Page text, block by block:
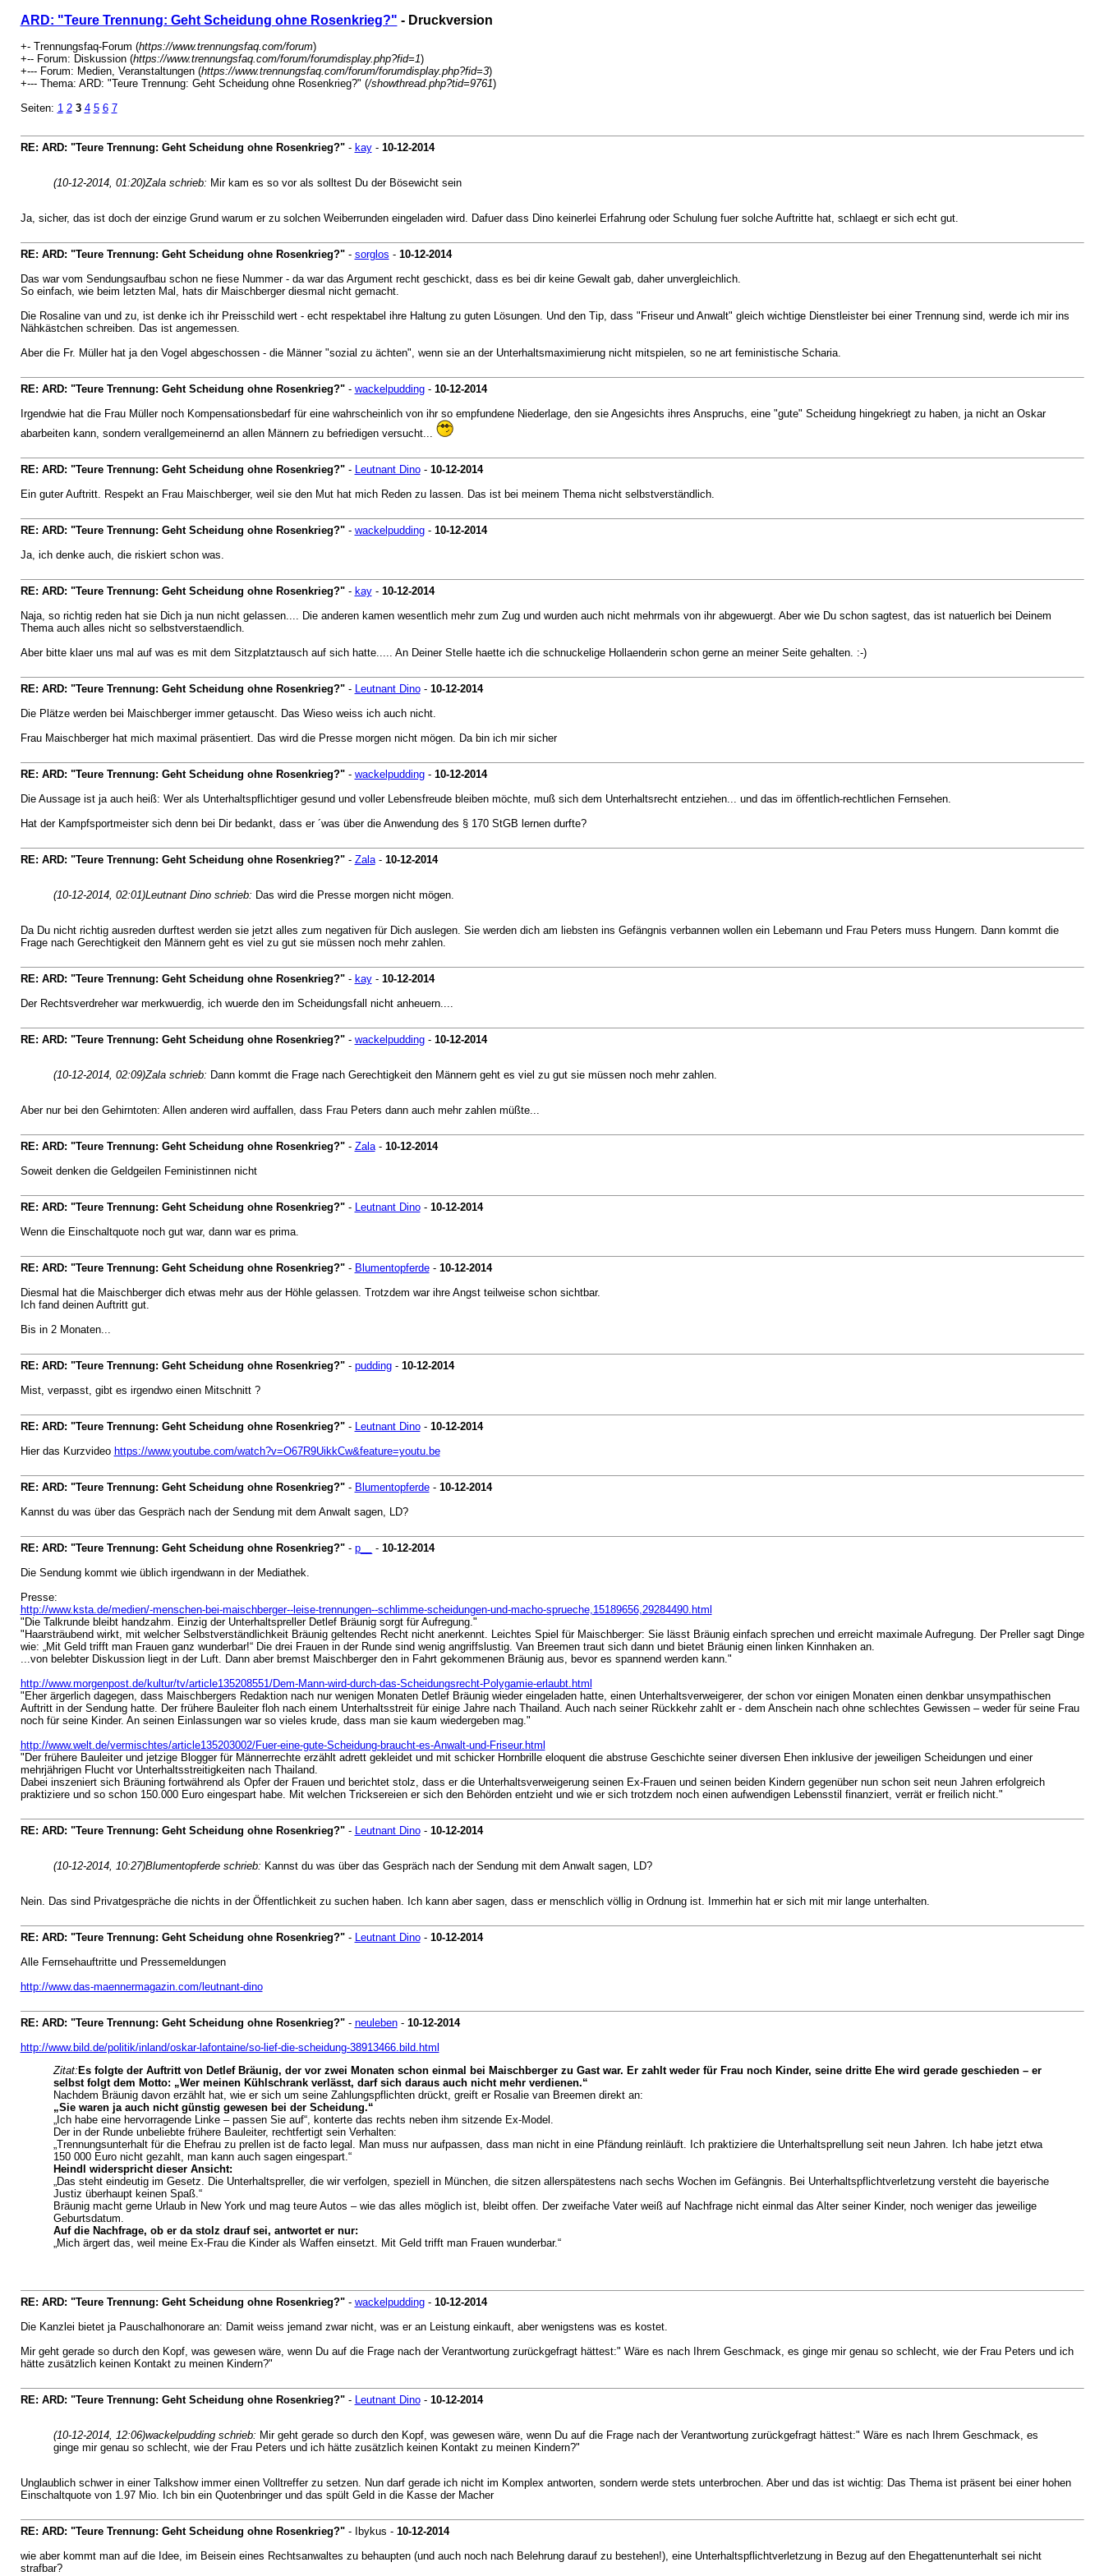
ARD: "Teure Trennung: Geht Scheidung ohne Rosenkrieg?" - Druckversion
+- Trennungsfaq-Forum (https://www.trennungsfaq.com/forum)
+-- Forum: Diskussion (https://www.trennungsfaq.com/forum/forumdisplay.php?fid=1)
+--- Forum: Medien, Veranstaltungen (https://www.trennungsfaq.com/forum/forumdisplay.php?fid=3)
+--- Thema: ARD: "Teure Trennung: Geht Scheidung ohne Rosenkrieg?" (/showthread.php?tid=9761)
Seiten: 1 2 3 4 5 6 7
RE: ARD: "Teure Trennung: Geht Scheidung ohne Rosenkrieg?"- kay- 10-12-2014
(10-12-2014, 01:20)Zala schrieb: Mir kam es so vor als solltest Du der Bösewicht sein
Ja, sicher, das ist doch der einzige Grund warum er zu solchen Weiberrunden eingeladen wird. Dafuer dass Dino keinerlei Erfahrung oder Schulung fuer solche Auftritte hat, schlaegt er sich echt gut.
RE: ARD: "Teure Trennung: Geht Scheidung ohne Rosenkrieg?"- sorglos - 10-12-2014
Das war vom Sendungsaufbau schon ne fiese Nummer - da war das Argument recht geschickt, dass es bei dir keine Gewalt gab, daher unvergleichlich.
So einfach, wie beim letzten Mal, hats dir Maischberger diesmal nicht gemacht.
Die Rosaline van und zu, ist denke ich ihr Preisschild wert - echt respektabel ihre Haltung zu guten Lösungen. Und den Tip, dass "Friseur und Anwalt" gleich wichtige Dienstleister bei einer Trennung sind, werde ich mir ins
Nähkästchen schreiben. Das ist angemessen.
Aber die Fr. Müller hat ja den Vogel abgeschossen - die Männer "sozial zu ächten", wenn sie an der Unterhaltsmaximierung nicht mitspielen, so ne art feministische Scharia.
RE: ARD: "Teure Trennung: Geht Scheidung ohne Rosenkrieg?"- wackelpudding- 10-12-2014
Irgendwie hat die Frau Müller noch Kompensationsbedarf für eine wahrscheinlich von ihr so empfundene Niederlage, den sie Angesichts ihres Anspruchs, eine "gute" Scheidung hingekriegt zu haben, ja nicht an Oskar
abarbeiten kann, sondern verallgemeinernd an allen Männern zu befriedigen versucht...
RE: ARD: "Teure Trennung: Geht Scheidung ohne Rosenkrieg?"- Leutnant Dino- 10-12-2014
Ein guter Auftritt. Respekt an Frau Maischberger, weil sie den Mut hat mich Reden zu lassen. Das ist bei meinem Thema nicht selbstverständlich.
RE: ARD: "Teure Trennung: Geht Scheidung ohne Rosenkrieg?"- wackelpudding- 10-12-2014
Ja, ich denke auch, die riskiert schon was.
RE: ARD: "Teure Trennung: Geht Scheidung ohne Rosenkrieg?"- kay- 10-12-2014
Naja, so richtig reden hat sie Dich ja nun nicht gelassen.... Die anderen kamen wesentlich mehr zum Zug und wurden auch nicht mehrmals von ihr abgewuergt. Aber wie Du schon sagtest, das ist natuerlich bei Deinem
Thema auch alles nicht so selbstverstaendlich.
Aber bitte klaer uns mal auf was es mit dem Sitzplatztausch auf sich hatte..... An Deiner Stelle haette ich die schnuckelige Hollaenderin schon gerne an meiner Seite gehalten. :-)
RE: ARD: "Teure Trennung: Geht Scheidung ohne Rosenkrieg?"- Leutnant Dino- 10-12-2014
Die Plätze werden bei Maischberger immer getauscht. Das Wieso weiss ich auch nicht.
Frau Maischberger hat mich maximal präsentiert. Das wird die Presse morgen nicht mögen. Da bin ich mir sicher
RE: ARD: "Teure Trennung: Geht Scheidung ohne Rosenkrieg?"- wackelpudding- 10-12-2014
Die Aussage ist ja auch heiß: Wer als Unterhaltspflichtiger gesund und voller Lebensfreude bleiben möchte, muß sich dem Unterhaltsrecht entziehen... und das im öffentlich-rechtlichen Fernsehen.
Hat der Kampfsportmeister sich denn bei Dir bedankt, dass er ´was über die Anwendung des § 170 StGB lernen durfte?
RE: ARD: "Teure Trennung: Geht Scheidung ohne Rosenkrieg?"- Zala- 10-12-2014
(10-12-2014, 02:01)Leutnant Dino schrieb: Das wird die Presse morgen nicht mögen.
Da Du nicht richtig ausreden durftest werden sie jetzt alles zum negativen für Dich auslegen. Sie werden dich am liebsten ins Gefängnis verbannen wollen ein Lebemann und Frau Peters muss Hungern. Dann kommt die
Frage nach Gerechtigkeit den Männern geht es viel zu gut sie müssen noch mehr zahlen.
RE: ARD: "Teure Trennung: Geht Scheidung ohne Rosenkrieg?"- kay- 10-12-2014
Der Rechtsverdreher war merkwuerdig, ich wuerde den im Scheidungsfall nicht anheuern....
RE: ARD: "Teure Trennung: Geht Scheidung ohne Rosenkrieg?"- wackelpudding- 10-12-2014
(10-12-2014, 02:09)Zala schrieb: Dann kommt die Frage nach Gerechtigkeit den Männern geht es viel zu gut sie müssen noch mehr zahlen.
Aber nur bei den Gehirntoten: Allen anderen wird auffallen, dass Frau Peters dann auch mehr zahlen müßte...
RE: ARD: "Teure Trennung: Geht Scheidung ohne Rosenkrieg?"- Zala- 10-12-2014
Soweit denken die Geldgeilen Feministinnen nicht
RE: ARD: "Teure Trennung: Geht Scheidung ohne Rosenkrieg?"- Leutnant Dino- 10-12-2014
Wenn die Einschaltquote noch gut war, dann war es prima.
RE: ARD: "Teure Trennung: Geht Scheidung ohne Rosenkrieg?"- Blumentopferde- 10-12-2014
Diesmal hat die Maischberger dich etwas mehr aus der Höhle gelassen. Trotzdem war ihre Angst teilweise schon sichtbar.
Ich fand deinen Auftritt gut.
Bis in 2 Monaten...
RE: ARD: "Teure Trennung: Geht Scheidung ohne Rosenkrieg?"- pudding- 10-12-2014
Mist, verpasst, gibt es irgendwo einen Mitschnitt ?
RE: ARD: "Teure Trennung: Geht Scheidung ohne Rosenkrieg?"- Leutnant Dino- 10-12-2014
Hier das Kurzvideo https://www.youtube.com/watch?v=O67R9UikkCw&feature=youtu.be
RE: ARD: "Teure Trennung: Geht Scheidung ohne Rosenkrieg?"- Blumentopferde- 10-12-2014
Kannst du was über das Gespräch nach der Sendung mit dem Anwalt sagen, LD?
RE: ARD: "Teure Trennung: Geht Scheidung ohne Rosenkrieg?"- p__ - 10-12-2014
Die Sendung kommt wie üblich irgendwann in der Mediathek.
Presse:
http://www.ksta.de/medien/-menschen-bei-maischberger--leise-trennungen--schlimme-scheidungen-und-macho-sprueche,15189656,29284490.html
"Die Talkrunde bleibt handzahm. Einzig der Unterhaltspreller Detlef Bräunig sorgt für Aufregung."
"Haarsträubend wirkt, mit welcher Selbstverständlichkeit Bräunig geltendes Recht nicht anerkennt. Leichtes Spiel für Maischberger: Sie lässt Bräunig einfach sprechen und erreicht maximale Aufregung. Der Preller sagt Dinge
wie: „Mit Geld trifft man Frauen ganz wunderbar!“ Die drei Frauen in der Runde sind wenig angriffslustig. Van Breemen traut sich dann und bietet Bräunig einen linken Kinnhaken an.
...von belebter Diskussion liegt in der Luft. Dann aber bremst Maischberger den in Fahrt gekommenen Bräunig aus, bevor es spannend werden kann."
http://www.morgenpost.de/kultur/tv/article135208551/Dem-Mann-wird-durch-das-Scheidungsrecht-Polygamie-erlaubt.html
"Eher ärgerlich dagegen, dass Maischbergers Redaktion nach nur wenigen Monaten Detlef Bräunig wieder eingeladen hatte, einen Unterhaltsverweigerer, der schon vor einigen Monaten einen denkbar unsympathischen
Auftritt in der Sendung hatte. Der frühere Bauleiter floh nach einem Unterhaltsstreit für einige Jahre nach Thailand. Auch nach seiner Rückkehr zahlt er - dem Anschein nach ohne schlechtes Gewissen – weder für seine Frau
noch für seine Kinder. An seinen Einlassungen war so vieles krude, dass man sie kaum wiedergeben mag."
http://www.welt.de/vermischtes/article135203002/Fuer-eine-gute-Scheidung-braucht-es-Anwalt-und-Friseur.html
"Der frühere Bauleiter und jetzige Blogger für Männerrechte erzählt adrett gekleidet und mit schicker Hornbrille eloquent die abstruse Geschichte seiner diversen Ehen inklusive der jeweiligen Scheidungen und einer
mehrjährigen Flucht vor Unterhaltsstreitigkeiten nach Thailand.
Dabei inszeniert sich Bräuning fortwährend als Opfer der Frauen und berichtet stolz, dass er die Unterhaltsverweigerung seinen Ex-Frauen und seinen beiden Kindern gegenüber nun schon seit neun Jahren erfolgreich
praktiziere und so schon 150.000 Euro eingespart habe. Mit welchen Tricksereien er sich den Behörden entzieht und wie er sich trotzdem noch einen aufwendigen Lebensstil finanziert, verrät er freilich nicht."
RE: ARD: "Teure Trennung: Geht Scheidung ohne Rosenkrieg?"- Leutnant Dino- 10-12-2014
(10-12-2014, 10:27)Blumentopferde schrieb: Kannst du was über das Gespräch nach der Sendung mit dem Anwalt sagen, LD?
Nein. Das sind Privatgespräche die nichts in der Öffentlichkeit zu suchen haben. Ich kann aber sagen, dass er menschlich völlig in Ordnung ist. Immerhin hat er sich mit mir lange unterhalten.
RE: ARD: "Teure Trennung: Geht Scheidung ohne Rosenkrieg?"- Leutnant Dino- 10-12-2014
Alle Fernsehauftritte und Pressemeldungen
http://www.das-maennermagazin.com/leutnant-dino
RE: ARD: "Teure Trennung: Geht Scheidung ohne Rosenkrieg?"- neuleben- 10-12-2014
http://www.bild.de/politik/inland/oskar-lafontaine/so-lief-die-scheidung-38913466.bild.html
Zitat: Es folgte der Auftritt von Detlef Bräunig, der vor zwei Monaten schon einmal bei Maischberger zu Gast war. Er zahlt weder für Frau noch Kinder, seine dritte Ehe wird gerade geschieden – er
selbst folgt dem Motto: „Wer meinen Kühlschrank verlässt, darf sich daraus auch nicht mehr verdienen.“
Nachdem Bräunig davon erzählt hat, wie er sich um seine Zahlungspflichten drückt, greift er Rosalie van Breemen direkt an:
„Sie waren ja auch nicht günstig gewesen bei der Scheidung.“
„Ich habe eine hervorragende Linke – passen Sie auf“, konterte das rechts neben ihm sitzende Ex-Model.
Der in der Runde unbeliebte frühere Bauleiter, rechtfertigt sein Verhalten:
„Trennungsunterhalt für die Ehefrau zu prellen ist de facto legal. Man muss nur aufpassen, dass man nicht in eine Pfändung reinläuft. Ich praktiziere die Unterhaltsprellung seit neun Jahren. Ich habe jetzt etwa
150 000 Euro nicht gezahlt, man kann auch sagen eingespart.“
Heindl widerspricht dieser Ansicht:
„Das steht eindeutig im Gesetz. Die Unterhaltspreller, die wir verfolgen, speziell in München, die sitzen allerspätestens nach sechs Wochen im Gefängnis. Bei Unterhaltspflichtverletzung versteht die bayerische
Justiz überhaupt keinen Spaß.“
Bräunig macht gerne Urlaub in New York und mag teure Autos – wie das alles möglich ist, bleibt offen. Der zweifache Vater weiß auf Nachfrage nicht einmal das Alter seiner Kinder, noch weniger das jeweilige
Geburtsdatum.
Auf die Nachfrage, ob er da stolz drauf sei, antwortet er nur:
„Mich ärgert das, weil meine Ex-Frau die Kinder als Waffen einsetzt. Mit Geld trifft man Frauen wunderbar.“
RE: ARD: "Teure Trennung: Geht Scheidung ohne Rosenkrieg?"- wackelpudding- 10-12-2014
Die Kanzlei bietet ja Pauschalhonorare an: Damit weiss jemand zwar nicht, was er an Leistung einkauft, aber wenigstens was es kostet.
Mir geht gerade so durch den Kopf, was gewesen wäre, wenn Du auf die Frage nach der Verantwortung zurückgefragt hättest:" Wäre es nach Ihrem Geschmack, es ginge mir genau so schlecht, wie der Frau Peters und ich
hätte zusätzlich keinen Kontakt zu meinen Kindern?"
RE: ARD: "Teure Trennung: Geht Scheidung ohne Rosenkrieg?"- Leutnant Dino- 10-12-2014
(10-12-2014, 12:06)wackelpudding schrieb: Mir geht gerade so durch den Kopf, was gewesen wäre, wenn Du auf die Frage nach der Verantwortung zurückgefragt hättest:" Wäre es nach Ihrem Geschmack, es
ginge mir genau so schlecht, wie der Frau Peters und ich hätte zusätzlich keinen Kontakt zu meinen Kindern?"
Unglaublich schwer in einer Talkshow immer einen Volltreffer zu setzen. Nun darf gerade ich nicht im Komplex antworten, sondern werde stets unterbrochen. Aber und das ist wichtig: Das Thema ist präsent bei einer hohen
Einschaltquote von 1.97 Mio. Ich bin ein Quotenbringer und das spült Geld in die Kasse der Macher
RE: ARD: "Teure Trennung: Geht Scheidung ohne Rosenkrieg?"- Ibykus - 10-12-2014
wie aber kommt man auf die Idee, im Beisein eines Rechtsanwaltes zu behaupten (und auch noch nach Belehrung darauf zu bestehen!), eine Unterhaltspflichtverletzung in Bezug auf den Ehegattenunterhalt sei nicht
strafbar?